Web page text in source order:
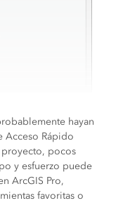
hayan
Acceso Rápido
proyecto, pocos
y esfuerzo puede
ArcGIS Pro,
favoritas o